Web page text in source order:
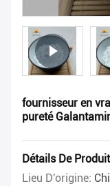
fournisseur en
pureté
Détails De Produit
Lieu D'origine: